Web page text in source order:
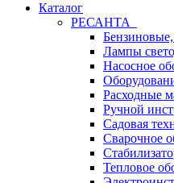
Каталог
РЕСАНТА
Лампы
Насосное
Расходные
Ручной
Садовая
Сварочное
Тепловое